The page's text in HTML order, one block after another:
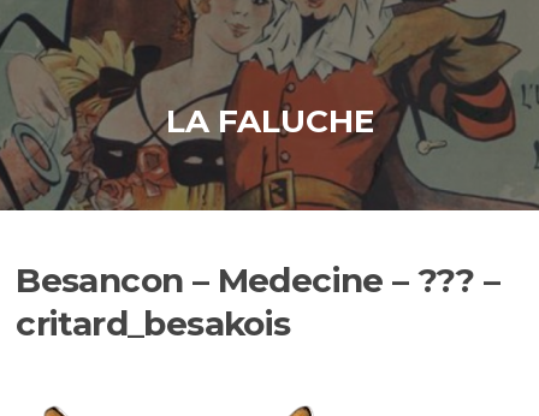
LA FALUCHE
Besancon – Medecine – ??? –
critard_besakois